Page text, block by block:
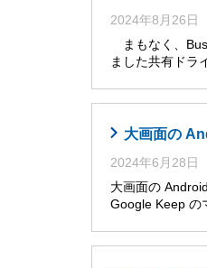
2024年8月26日
まもなく、
ました共有ドラ
大画面の
2024年6月28日
大画面の
Google Keep の